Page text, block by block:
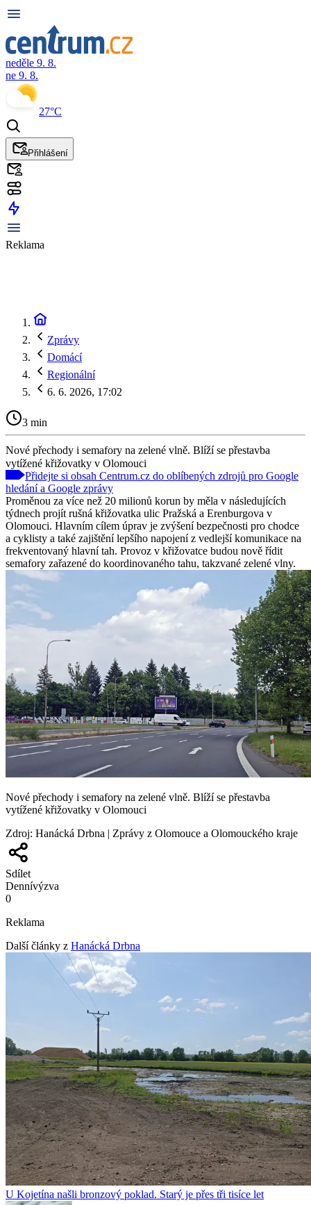
neděle 9. 8.
ne 9. 8.
27°C
Přihlášení
Reklama
Zprávy
Domácí
Regionální
6. 6. 2026, 17:02
3 min
Nové přechody i semafory na zelené vlně. Blíží se přestavba
vytížené křižovatky v Olomouci
Přidejte si obsah Centrum.cz do oblíbených zdrojů pro Google
hledání a Google zprávy
Proměnou za více než 20 milionů korun by měla v následujících
týdnech projít rušná křižovatka ulic Pražská a Erenburgova v
Olomouci. Hlavním cílem úprav je zvýšení bezpečnosti pro chodce
a cyklisty a také zajištění lepšího napojení z vedlejší komunikace na
frekventovaný hlavní tah. Provoz v křižovatce budou nově řídit
semafory zařazené do koordinovaného tahu, takzvané zelené vlny.
Nové přechody i semafory na zelené vlně. Blíží se přestavba
vytížené křižovatky v Olomouci
Zdroj: Hanácká Drbna | Zprávy z Olomouce a Olomouckého kraje
Sdílet
Dennívýzva
0
Reklama
Další články z Hanácká Drbna
U Kojetína našli bronzový poklad. Starý je přes tři tisíce let